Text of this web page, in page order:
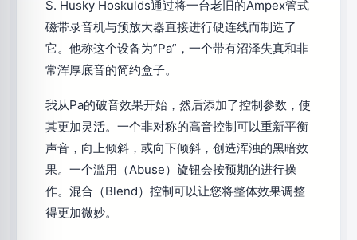
S. Husky Hoskulds通过将一台老旧的Ampex管式
磁带录音机与预放大器直接进行硬连线而制造了
它。他称这个设备为”Pa”，一个带有沼泽失真和非
常浑厚底音的简约盒子。
我从Pa的破音效果开始，然后添加了控制参数，使
其更加灵活。一个非对称的高音控制可以重新平衡
声音，向上倾斜，或向下倾斜，创造浑浊的黑暗效
果。一个滥用（Abuse）旋钮会按预期的进行操
作。混合（Blend）控制可以让您将整体效果调整
得更加微妙。